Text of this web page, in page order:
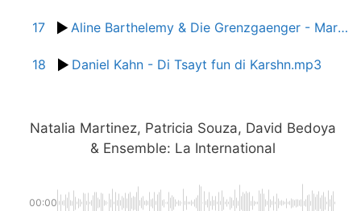
17 Aline Barthelemy & Die Grenzgaenger - Marseillaise noir
18 Daniel Kahn - Di Tsayt fun di Karshn.mp3
Natalia Martinez, Patricia Souza, David Bedoya
& Ensemble: La International
00:00